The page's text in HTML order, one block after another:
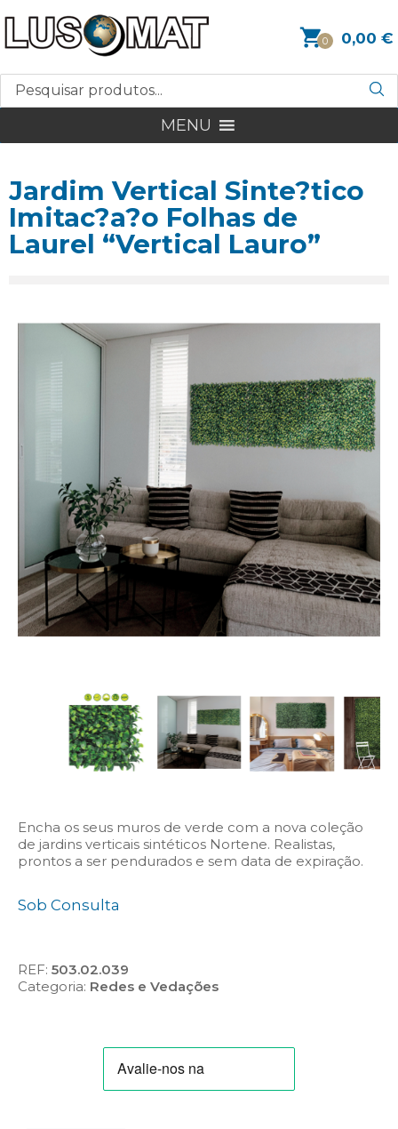
0 0,00 €
MENU
Jardim Vertical Sinte?tico
Imitac?a?o Folhas de
Laurel “Vertical Lauro”
Encha os seus muros de verde com a nova coleção
de jardins verticais sintéticos Nortene. Realistas,
prontos a ser pendurados e sem data de expiração.
Sob Consulta
REF: 503.02.039
Categoria: Redes e Vedações